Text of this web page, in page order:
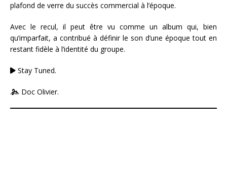
plafond de verre du succès commercial à l’époque.
Avec le recul, il peut être vu comme un album qui, bien
qu’imparfait, a contribué à définir le son d’une époque tout en
restant fidèle à l’identité du groupe.
Stay Tuned.
Doc Olivier.